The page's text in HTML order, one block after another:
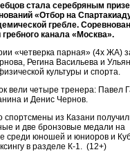
стала серебряным
«Отбор на
гребле.
канала «Москва».
«четверка парная» (4х ЖА)
Регина Васильева и
культуры и спорта.
вели четыре тренера: Павел
и Денис Чернов.
спортсмены из Казани
и две бронзовые медали на
среди юношей и юниоров и
в разделе К-1. (12+)